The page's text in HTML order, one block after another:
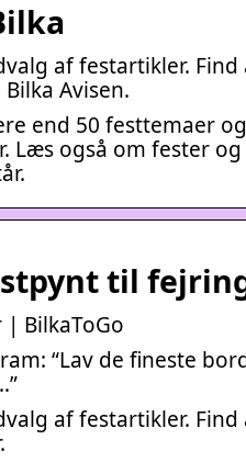
af festartikler.
Avisen.
end 50 festtemaer
Læs også om fester
til
BilkaToGo
“Lav de fineste
af festartikler.